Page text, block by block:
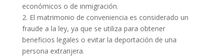
económicos o de inmigración.
2. El matrimonio de conveniencia es considerado un
fraude a la ley, ya que se utiliza para obtener
beneficios legales o evitar la deportación de una
persona extranjera.